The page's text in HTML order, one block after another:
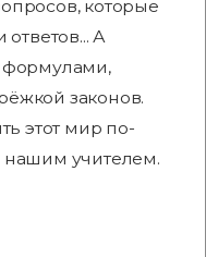
которые
А
формулами,
законов.
этот мир по-
нашим учителем.